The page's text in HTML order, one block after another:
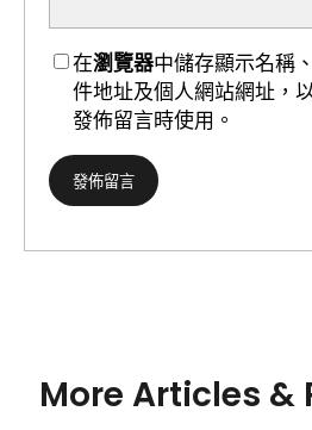
在瀏覽器中儲存顯示名稱
件地址及個人網站網址，
發佈留言時使用。
More Articles &